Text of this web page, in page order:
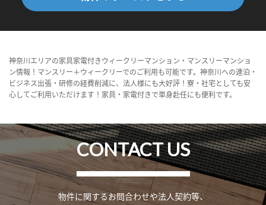
神奈川エリアの家具家電付きウィークリーマンション・マンスリーマンショ
ン情報！マンスリー＋ウィークリーでのご利用も可能です。神奈川への連泊・
ビジネス出張・研修の経費削減に、法人様にも大好評！寮・社宅としても安
心してご利用いただけます！家具・家電付きで単身赴任にも便利です。
CONTACT US
物件に関するお問合わせや法人契約等、